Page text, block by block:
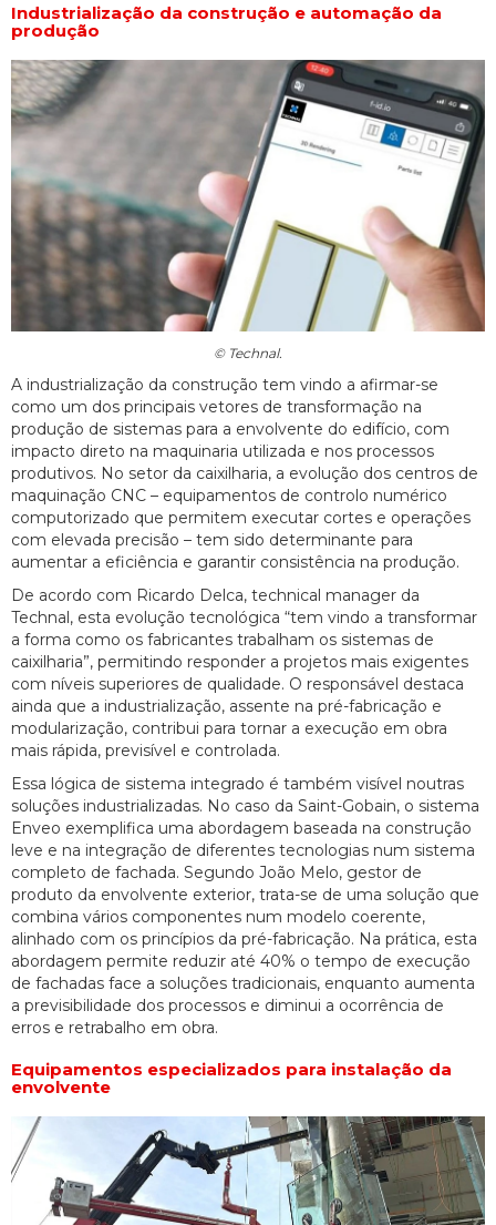
Industrialização da construção e automação da
produção
© Technal.
A industrialização da construção tem vindo a afirmar-se
como um dos principais vetores de transformação na
produção de sistemas para a envolvente do edifício, com
impacto direto na maquinaria utilizada e nos processos
produtivos. No setor da caixilharia, a evolução dos centros de
maquinação CNC – equipamentos de controlo numérico
computorizado que permitem executar cortes e operações
com elevada precisão – tem sido determinante para
aumentar a eficiência e garantir consistência na produção.
De acordo com Ricardo Delca, technical manager da
Technal, esta evolução tecnológica “tem vindo a transformar
a forma como os fabricantes trabalham os sistemas de
caixilharia”, permitindo responder a projetos mais exigentes
com níveis superiores de qualidade. O responsável destaca
ainda que a industrialização, assente na pré-fabricação e
modularização, contribui para tornar a execução em obra
mais rápida, previsível e controlada.
Essa lógica de sistema integrado é também visível noutras
soluções industrializadas. No caso da Saint-Gobain, o sistema
Enveo exemplifica uma abordagem baseada na construção
leve e na integração de diferentes tecnologias num sistema
completo de fachada. Segundo João Melo, gestor de
produto da envolvente exterior, trata-se de uma solução que
combina vários componentes num modelo coerente,
alinhado com os princípios da pré-fabricação. Na prática, esta
abordagem permite reduzir até 40% o tempo de execução
de fachadas face a soluções tradicionais, enquanto aumenta
a previsibilidade dos processos e diminui a ocorrência de
erros e retrabalho em obra.
Equipamentos especializados para instalação da
envolvente